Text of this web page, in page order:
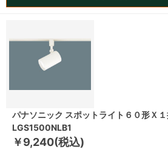
パナソニック スポットライト６０形Ｘ
LGS1500NLB1
￥9,240(税込)